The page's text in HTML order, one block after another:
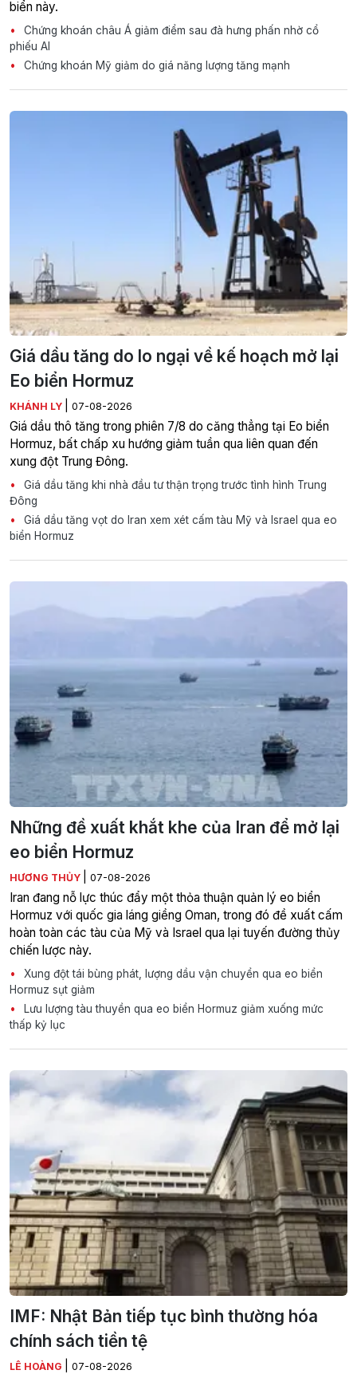
biển này.
Chứng khoán châu Á giảm điểm sau đà hưng phấn nhờ cổ
phiếu AI
Chứng khoán Mỹ giảm do giá năng lượng tăng mạnh
Giá dầu tăng do lo ngại về kế hoạch mở lại
Eo biển Hormuz
KHÁNH LY 07-08-2026
Giá dầu thô tăng trong phiên 7/8 do căng thẳng tại Eo biển
Hormuz, bất chấp xu hướng giảm tuần qua liên quan đến
xung đột Trung Đông.
Giá dầu tăng khi nhà đầu tư thận trọng trước tình hình Trung
Đông
Giá dầu tăng vọt do Iran xem xét cấm tàu Mỹ và Israel qua eo
biển Hormuz
Những đề xuất khắt khe của Iran để mở lại
eo biển Hormuz
HƯƠNG THỦY 07-08-2026
Iran đang nỗ lực thúc đẩy một thỏa thuận quản lý eo biển
Hormuz với quốc gia láng giềng Oman, trong đó đề xuất cấm
hoàn toàn các tàu của Mỹ và Israel qua lại tuyến đường thủy
chiến lược này.
Xung đột tái bùng phát, lượng dầu vận chuyển qua eo biển
Hormuz sụt giảm
Lưu lượng tàu thuyền qua eo biển Hormuz giảm xuống mức
thấp kỷ lục
IMF: Nhật Bản tiếp tục bình thường hóa
chính sách tiền tệ
LÊ HOÀNG 07-08-2026